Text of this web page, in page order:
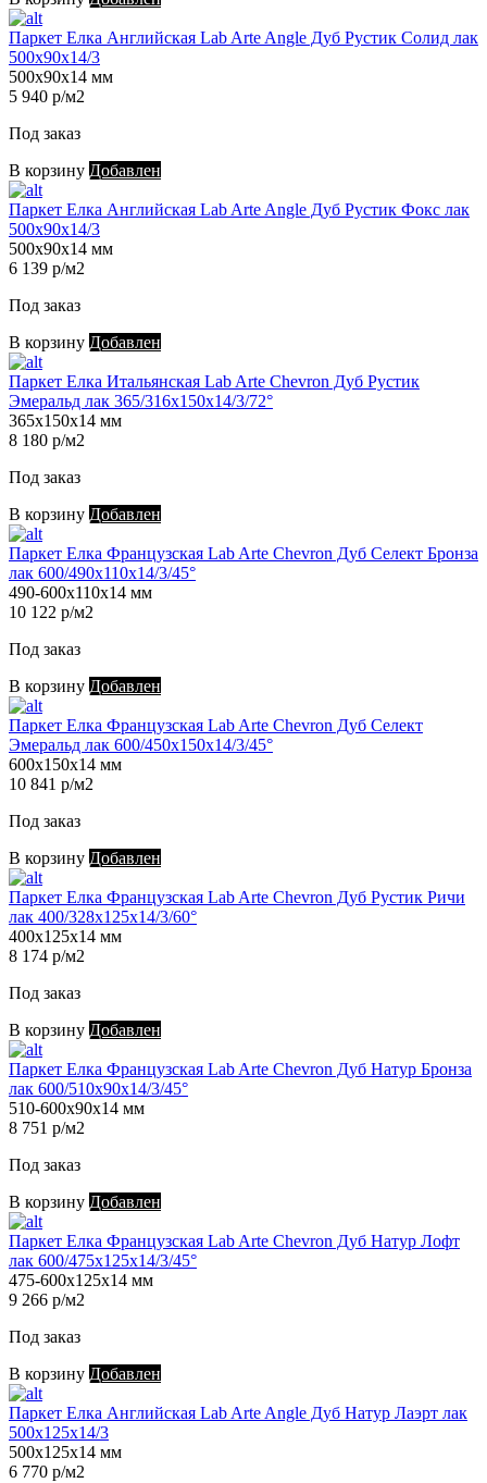
Паркет Елка Английская Lab Arte Angle Дуб Рустик Солид лак
500х90х14/3
500х90х14 мм
5 940 р/м2
Под заказ
В корзину Добавлен
Паркет Елка Английская Lab Arte Angle Дуб Рустик Фокс лак
500х90х14/3
500х90х14 мм
6 139 р/м2
Под заказ
В корзину Добавлен
Паркет Елка Итальянская Lab Arte Chevron Дуб Рустик
Эмеральд лак 365/316х150х14/3/72°
365х150х14 мм
8 180 р/м2
Под заказ
В корзину Добавлен
Паркет Елка Французская Lab Arte Chevron Дуб Селект Бронза
лак 600/490х110х14/3/45°
490-600х110х14 мм
10 122 р/м2
Под заказ
В корзину Добавлен
Паркет Елка Французская Lab Arte Chevron Дуб Селект
Эмеральд лак 600/450х150х14/3/45°
600х150х14 мм
10 841 р/м2
Под заказ
В корзину Добавлен
Паркет Елка Французская Lab Arte Chevron Дуб Рустик Ричи
лак 400/328х125х14/3/60°
400х125х14 мм
8 174 р/м2
Под заказ
В корзину Добавлен
Паркет Елка Французская Lab Arte Chevron Дуб Натур Бронза
лак 600/510х90х14/3/45°
510-600х90х14 мм
8 751 р/м2
Под заказ
В корзину Добавлен
Паркет Елка Французская Lab Arte Chevron Дуб Натур Лофт
лак 600/475х125х14/3/45°
475-600х125х14 мм
9 266 р/м2
Под заказ
В корзину Добавлен
Паркет Елка Английская Lab Arte Angle Дуб Натур Лаэрт лак
500х125х14/3
500х125х14 мм
6 770 р/м2